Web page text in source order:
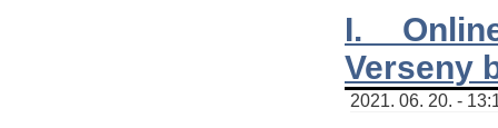
I.
Verseny
2021. 06. 20. -